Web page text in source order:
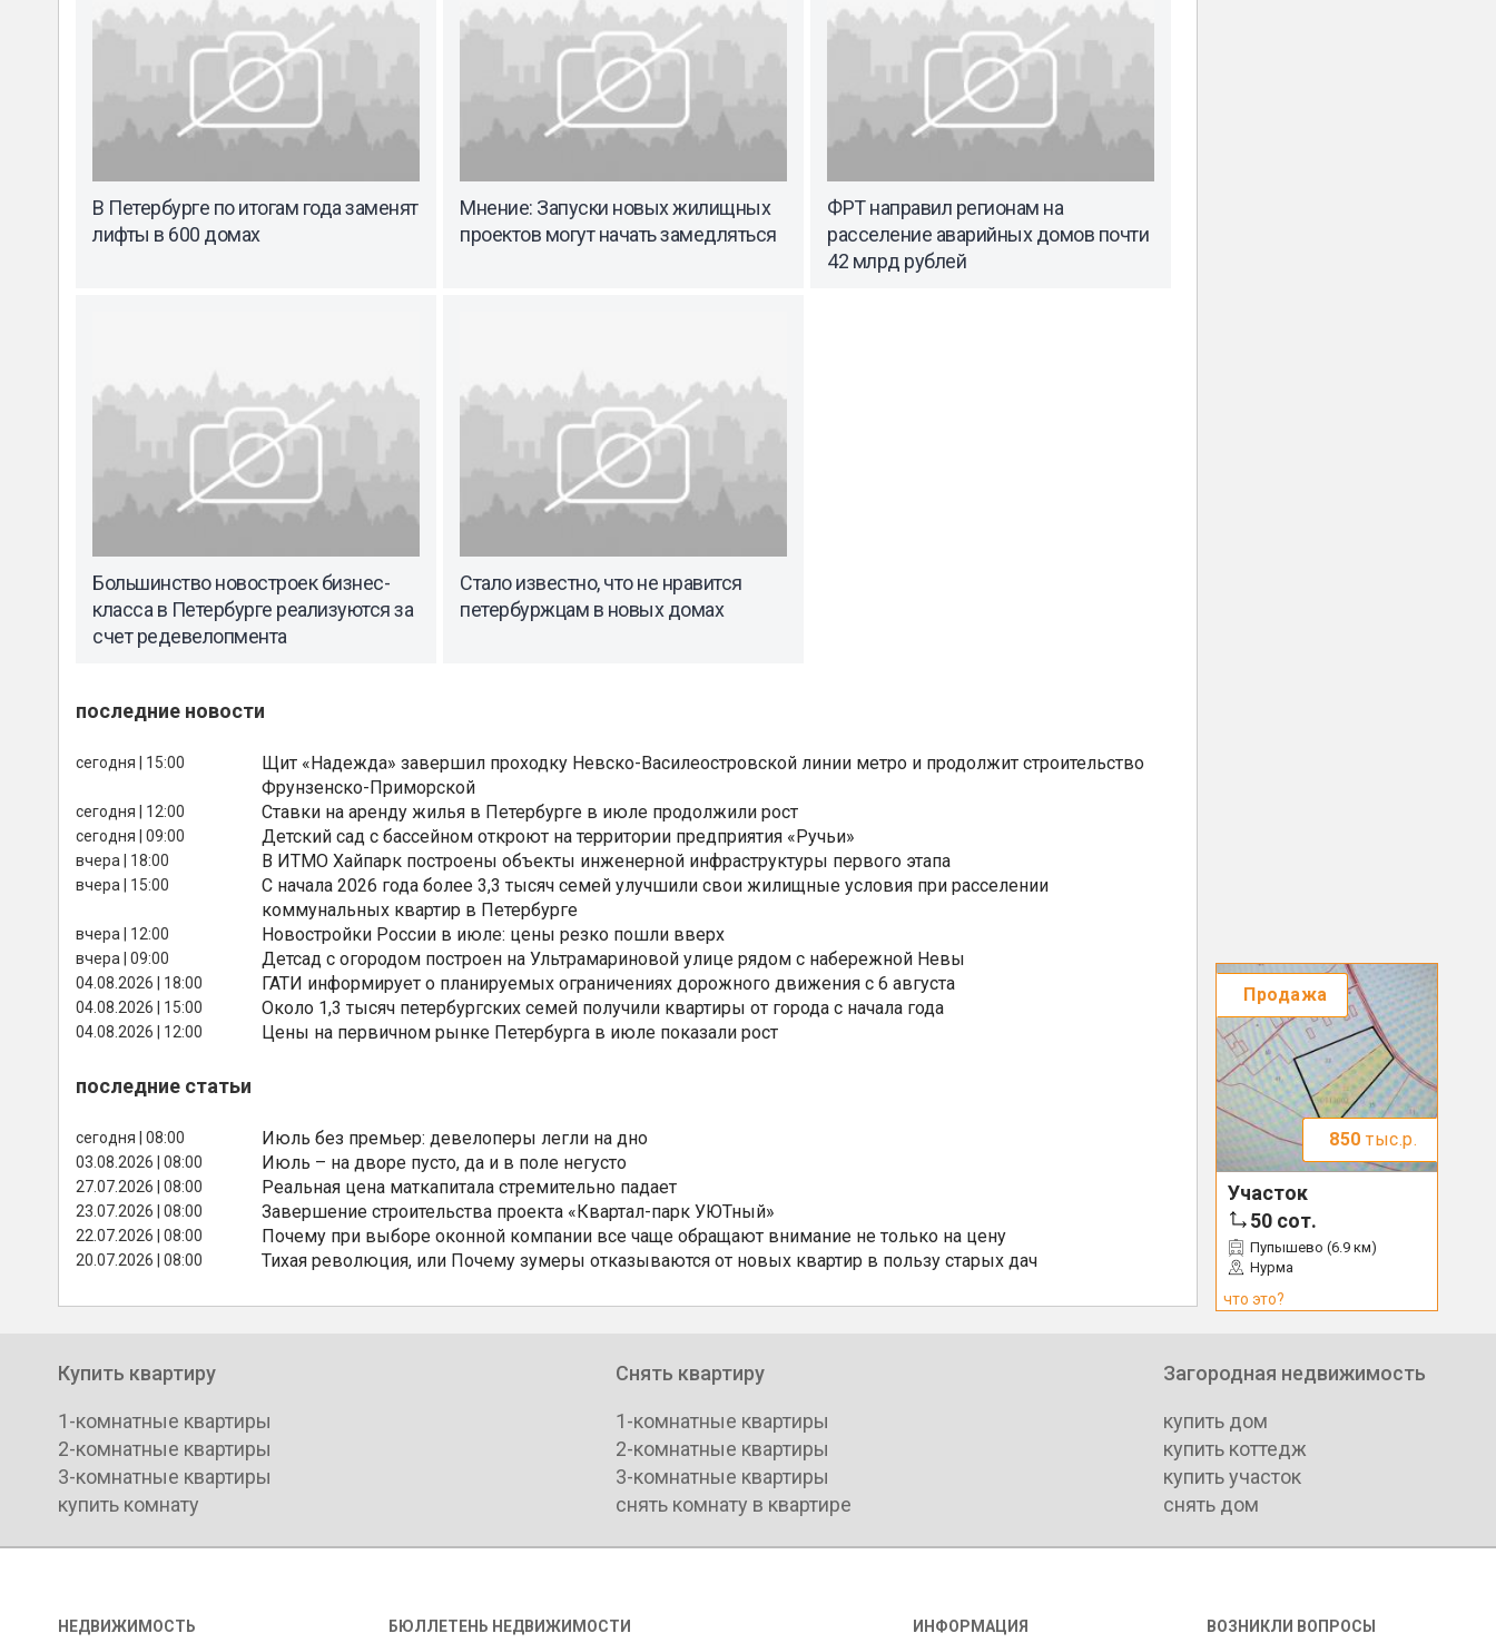
В Петербурге по итогам года заменят
лифты в 600 домах
Мнение: Запуски новых жилищных
проектов могут начать замедляться
ФРТ направил регионам на
расселение аварийных домов почти
42 млрд рублей
Большинство новостроек бизнес-
класса в Петербурге реализуются за
счет редевелопмента
Стало известно, что не нравится
петербуржцам в новых домах
последние новости
сегодня | 15:00
Щит «Надежда» завершил проходку Невско-Василеостровской линии метро и продолжит строительство
Фрунзенско-Приморской
сегодня | 12:00 Ставки на аренду жилья в Петербурге в июле продолжили рост
сегодня | 09:00 Детский сад с бассейном откроют на территории предприятия «Ручьи»
вчера | 18:00 В ИТМО Хайпарк построены объекты инженерной инфраструктуры первого этапа
вчера | 15:00
С начала 2026 года более 3,3 тысяч семей улучшили свои жилищные условия при расселении
коммунальных квартир в Петербурге
вчера | 12:00 Новостройки России в июле: цены резко пошли вверх
вчера | 09:00 Детсад с огородом построен на Ультрамариновой улице рядом с набережной Невы
04.08.2026 | 18:00 ГАТИ информирует о планируемых ограничениях дорожного движения с 6 августа
04.08.2026 | 15:00 Около 1,3 тысяч петербургских семей получили квартиры от города с начала года
04.08.2026 | 12:00 Цены на первичном рынке Петербурга в июле показали рост
последние статьи
сегодня | 08:00 Июль без премьер: девелоперы легли на дно
03.08.2026 | 08:00 Июль – на дворе пусто, да и в поле негусто
27.07.2026 | 08:00 Реальная цена маткапитала стремительно падает
23.07.2026 | 08:00 Завершение строительства проекта «Квартал-парк УЮТный»
22.07.2026 | 08:00 Почему при выборе оконной компании все чаще обращают внимание не только на цену
20.07.2026 | 08:00 Тихая революция, или Почему зумеры отказываются от новых квартир в пользу старых дач
Продажа
850 тыс.р.
Участок
50 сот.
Пупышево (6.9 км)
Нурма
что это?
Купить квартиру
1-комнатные квартиры
2-комнатные квартиры
3-комнатные квартиры
купить комнату
Снять квартиру
1-комнатные квартиры
2-комнатные квартиры
3-комнатные квартиры
снять комнату в квартире
Загородная недвижимость
купить дом
купить коттедж
купить участок
снять дом
НЕДВИЖИМОСТЬ БЮЛЛЕТЕНЬ НЕДВИЖИМОСТИ ИНФОРМАЦИЯ ВОЗНИКЛИ ВОПРОСЫ